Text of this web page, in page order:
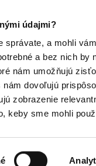
údajmi?
správate, a mohli
a bez nich by
nám umožňujú
dovoľujú
zobrazenie
keby sme mohli